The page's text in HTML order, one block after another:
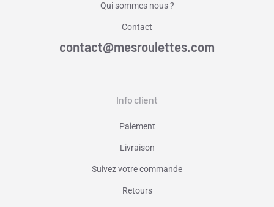
Qui sommes nous ?
Contact
contact@mesroulettes.com
Info client
Paiement
Livraison
Suivez votre commande
Retours